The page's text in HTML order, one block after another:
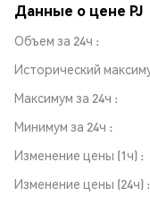
Данные о цене PJ
Объем за 24ч
Исторический
Максимум за 24ч
Минимум за 24ч
Изменение цены (1ч)
Изменение цены (24ч)